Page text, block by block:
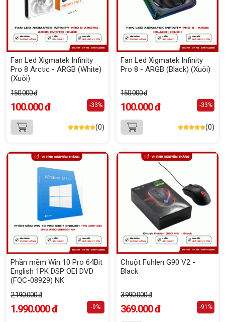
Fan Led Xigmatek Infinity
Pro 8 Arctic - ARGB (White)
(Xuôi)
150.000 đ
100.000 đ -33%
(0)
Fan Led Xigmatek Infinity
Pro 8 - ARGB (Black) (Xuôi)
150.000 đ
100.000 đ -33%
(0)
Phần mềm Win 10 Pro 64Bit
English 1PK DSP OEI DVD
(FQC-08929) NK
2.190.000 đ
1.990.000 đ -9%
Chuột Fuhlen G90 V2 -
Black
3.990.000 đ
369.000 đ -91%